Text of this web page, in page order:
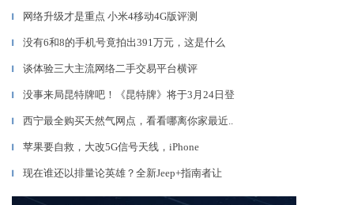
▎ 网络升级才是重点 小米4移动4G版评测
▎ 没有6和8的手机号竟拍出391万元，这是什么
▎ 谈体验三大主流网络二手交易平台横评
▎ 没事来局昆特牌吧！《昆特牌》将于3月24日登
▎ 西宁最全购买天然气网点，看看哪离你家最近..
▎ 苹果要自救，大改5G信号天线，iPhone
▎ 现在谁还以排量论英雄？全新Jeep+指南者让